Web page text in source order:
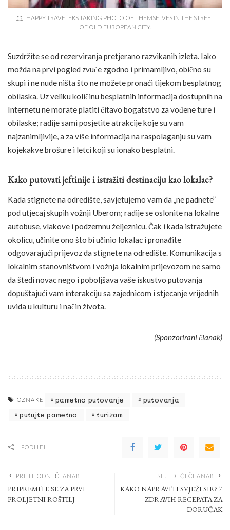
HAPPY TRAVELERS TAKING PHOTO OF THEMSELVES IN THE STREET
OF OLD EUROPEAN CITY.
Suzdržite se od rezerviranja pretjerano razvikanih izleta. Iako
možda na prvi pogled zvuče zgodno i primamljivo, obično su
skupi i ne nude ništa što ne možete pronaći tijekom besplatnog
obilaska. Uz veliku količinu besplatnih informacija dostupnih na
Internetu ne morate platiti čitavo bogatstvo za vođene ture i
obilaske; radije sami posjetite atrakcije koje su vam
najzanimljivije, a za više informacija na raspolaganju su vam
kojekakve brošure i letci koji su ionako besplatni.
Kako putovati jeftinije i istražiti destinaciju kao lokalac?
Kada stignete na odredište, savjetujemo vam da „ne padnete”
pod utjecaj skupih vožnji Uberom; radije se oslonite na lokalne
autobuse, vlakove i podzemnu željeznicu. Čak i kada istražujete
okolicu, učinite ono što bi učinio lokalac i pronađite
odgovarajući prijevoz da stignete na odredište. Komunikacija s
lokalnim stanovništvom i vožnja lokalnim prijevozom ne samo
da štedi novac nego i poboljšava vaše iskustvo putovanja
dopuštajući vam interakciju sa zajednicom i stjecanje vrijednih
uvida u kulturu i način života.
(Sponzorirani članak)
OZNAKE pametno putovanje
putovanja
putujte pametno
turizam
PODIJELI
PRETHODNI ČLANAK
PRIPREMITE SE ZA PRVI
PROLJETNI ROŠTILJ
SLJEDEĆI ČLANAK
KAKO NAPRAVITI SVJEŽI SIR? 7
ZDRAVIH RECEPATA ZA
DORUČAK